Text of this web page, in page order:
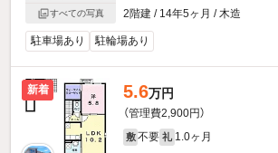
すべての写真
2階建 / 14年5ヶ月 / 木造
駐車場あり 駐輪場あり
新着 5.6万円
（管理費2,900円）
敷 不要 礼 1.0ヶ月